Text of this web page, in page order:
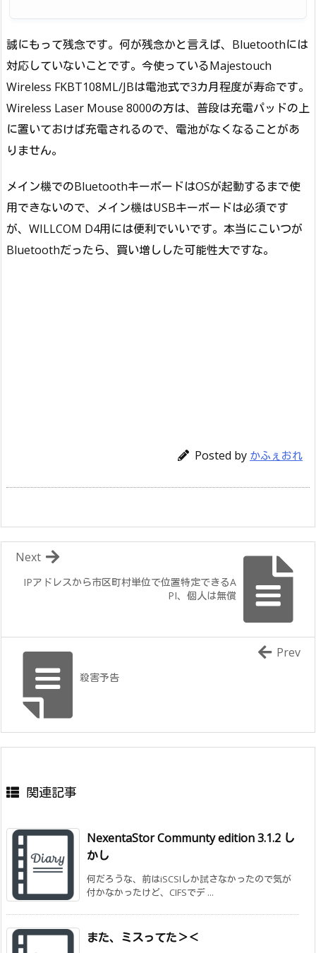
誠にもって残念です。何が残念かと言えば、Bluetoothには
対応していないことです。今使っているMajestouch
Wireless FKBT108ML/JBは電池式で3カ月程度が寿命です。
Wireless Laser Mouse 8000の方は、普段は充電パッドの上
に置いておけば充電されるので、電池がなくなることがあ
りません。
メイン機でのBluetoothキーボードはOSが起動するまで使
用できないので、メイン機はUSBキーボードは必須です
が、WILLCOM D4用には便利でいいです。本当にこいつが
Bluetoothだったら、買い増しした可能性大ですな。
Posted by かふぇおれ
IPアドレスから市区町村単位で位置特定できるA
PI、個人は無償
Next
殺害予告
Prev
関連記事
NexentaStor Communty edition 3.1.2 し
かし
何だろうな、前はiSCSIしか試さなかったので気が
付かなかったけど、CIFSでデ ...
また、ミスってた＞＜